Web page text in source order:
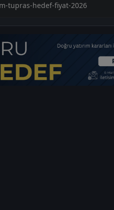
tupras-hedef-fiyat-2026